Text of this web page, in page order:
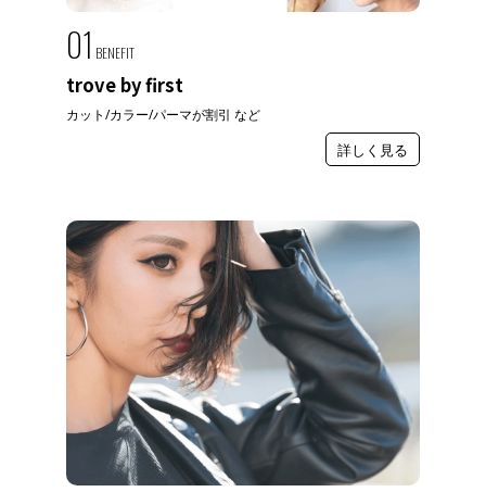
01 BENEFIT
trove by first
カット/カラー/パーマが割引 など
詳しく見る